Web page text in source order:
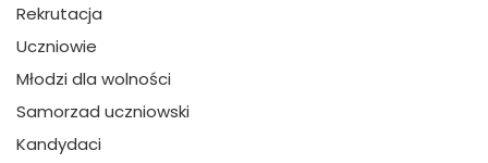
Rekrutacja
Uczniowie
Młodzi dla wolności
Samorzad uczniowski
Kandydaci